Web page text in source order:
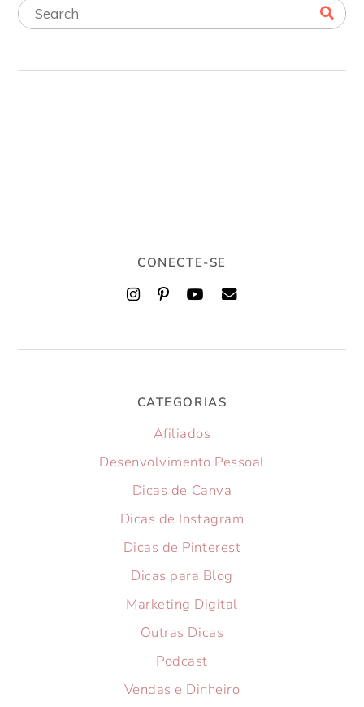
CONECTE-SE
CATEGORIAS
Afiliados
Desenvolvimento Pessoal
Dicas de Canva
Dicas de Instagram
Dicas de Pinterest
Dicas para Blog
Marketing Digital
Outras Dicas
Podcast
Vendas e Dinheiro